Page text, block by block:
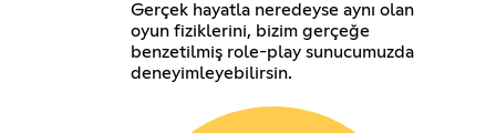
Gerçek hayatla neredeyse aynı olan
oyun fiziklerini, bizim gerçeğe
benzetilmiş role-play sunucumuzda
deneyimleyebilirsin.